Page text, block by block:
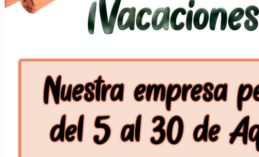
No hay productos en el carrito.
Volver a la tienda
No hay productos en el carrito.
Volver a la tienda
Elaborados Cárnicos
Salsas y Siropes